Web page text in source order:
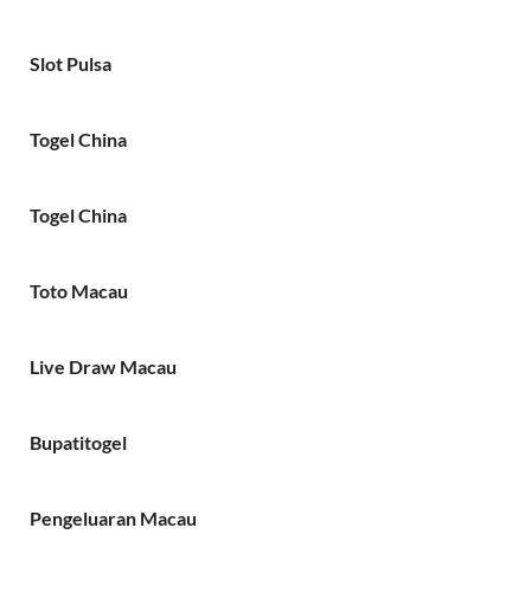
Slot Pulsa
Togel China
Togel China
Toto Macau
Live Draw Macau
Bupatitogel
Pengeluaran Macau